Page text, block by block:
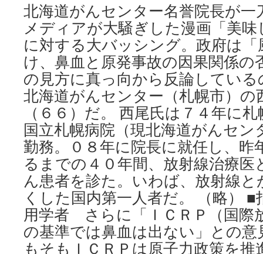
北海道がんセンター名誉院長が
メディアが大騒ぎした漫画「美
に対する大バッシング。政府は
け、鼻血と原発事故の因果関係の
の見方に真っ向から反論してい
北海道がんセンター（札幌市）の
（６６）だ。 西尾氏は７４年に
国立札幌病院（現北海道がんセン
勤務。０８年に院長に就任し、昨
るまでの４０年間、放射線治療
ん患者を診た。いわば、放射線
くした国内第一人者だ。 （略）
用学者 さらに「ＩＣＲＰ（国際
の基準では鼻血は出ない」との
もそもＩＣＲＰは原子力政策を